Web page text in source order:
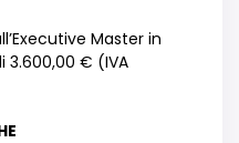
’Executive Master in
3.600,00 € (IVA